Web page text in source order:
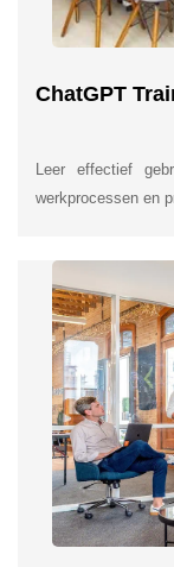
ChatGPT
Leer effectief
werkprocessen en